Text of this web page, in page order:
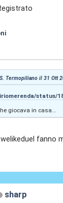
Termopiliano il 31 Ott
status/
giocava in casa...
fanno
sharp